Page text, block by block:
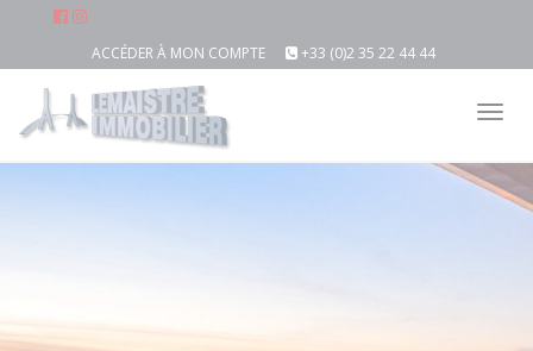
ACCÉDER À MON COMPTE +33 (0)2 35 22 44 44